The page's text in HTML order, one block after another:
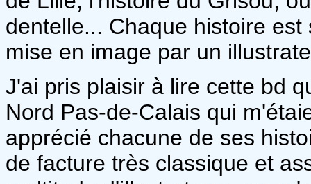
dentelle... Chaque histoire
mise en image par un
J'ai pris plaisir à lire cette bd
Nord Pas-de-Calais qui
apprécié chacune de ses
de facture très classique et